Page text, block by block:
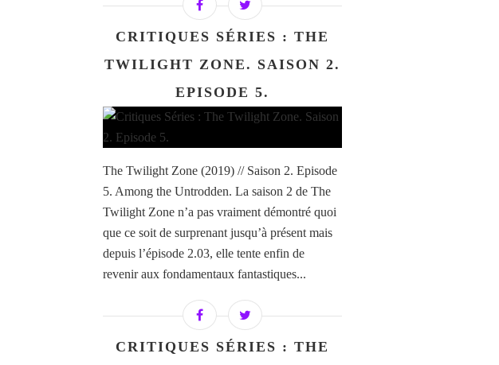
CRITIQUES SÉRIES : THE
TWILIGHT ZONE. SAISON 2.
EPISODE 5.
The Twilight Zone (2019) // Saison 2. Episode
5. Among the Untrodden. La saison 2 de The
Twilight Zone n’a pas vraiment démontré quoi
que ce soit de surprenant jusqu’à présent mais
depuis l’épisode 2.03, elle tente enfin de
revenir aux fondamentaux fantastiques...
CRITIQUES SÉRIES : THE